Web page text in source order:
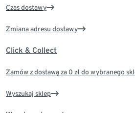
Czas dostawy
Zmiana adresu dostawy
Click & Collect
Zamów z dostawą za 0 zł do wybranego
Wyszukaj sklep